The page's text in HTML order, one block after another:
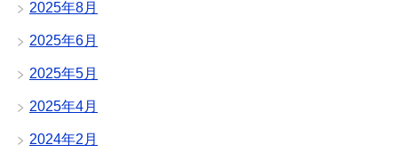
2025年8月
2025年6月
2025年5月
2025年4月
2024年2月